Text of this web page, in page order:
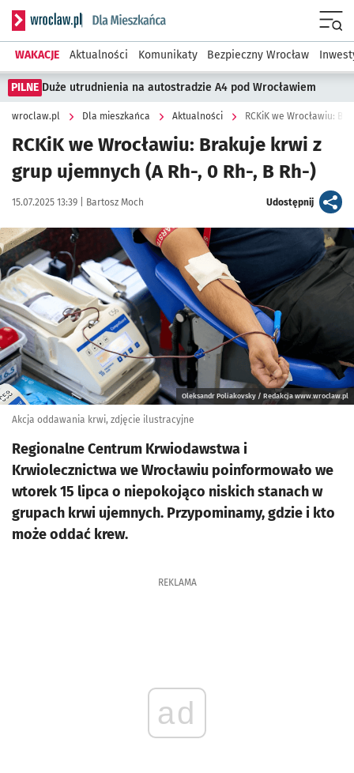
Serwis informacyjny wroclaw.pl podserwis: Dla mieszkańca
WAKACJE Aktualności Komunikaty Bezpieczny Wrocław
PILNE Duże utrudnienia na autostradzie A4 pod Wrocławiem
wroclaw.pl Dla mieszkańca Aktualności RCKiK we Wrocławiu:
RCKiK we Wrocławiu: Brakuje krwi z
grup ujemnych (A Rh-, 0 Rh-, B Rh-)
Data publikacji:
15.07.2025 13:39 | Autor:
Bartosz Moch Udostępnijartykuł
Kliknij, aby powiększyć
Oleksandr Poliakovsky / Redakcja www.wroclaw.pl
Akcja oddawania krwi, zdjęcie ilustracyjne
Regionalne Centrum Krwiodawstwa i
Krwiolecznictwa we Wrocławiu poinformowało we
wtorek 15 lipca o niepokojąco niskich stanach w
grupach krwi ujemnych. Przypominamy, gdzie i kto
może oddać krew.
REKLAMA
ad